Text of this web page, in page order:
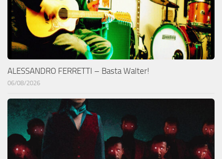
ALESSANDRO FERRETTI – Basta Walter!
06/08/2026